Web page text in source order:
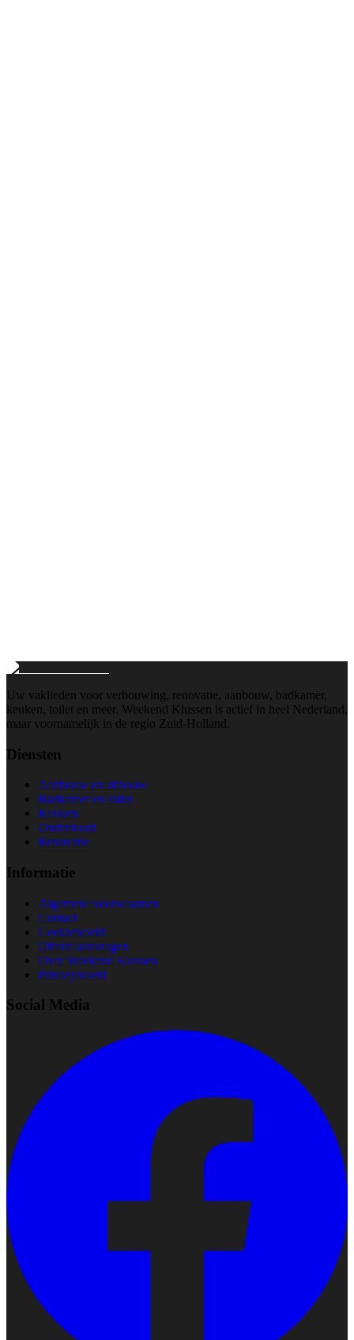
Uw vaklieden voor verbouwing, renovatie, aanbouw, badkamer,
keuken, toilet en meer. Weekend Klussen is actief in heel Nederland,
maar voornamelijk in de regio Zuid-Holland.
Diensten
Aanbouw en uitbouw
Badkamer en toilet
Keuken
Onderhoud
Renovatie
Informatie
Algemene voorwaarden
Contact
Cookiebeleid
Offerte aanvragen
Over Weekend Klussen
Privacybeleid
Social Media